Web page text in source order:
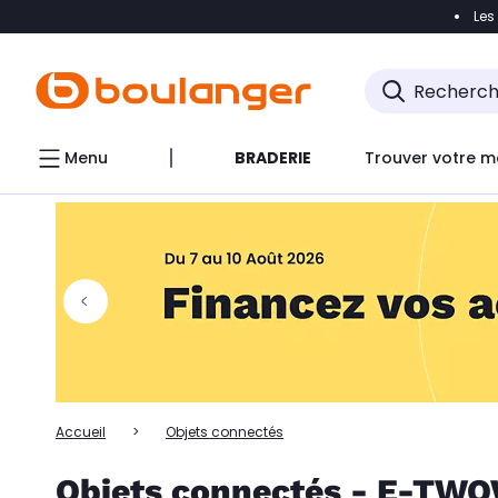
Accéder
Accéder directement au chatbot
Menu BRADERIE Trouver votre
Accueil Objets connectés